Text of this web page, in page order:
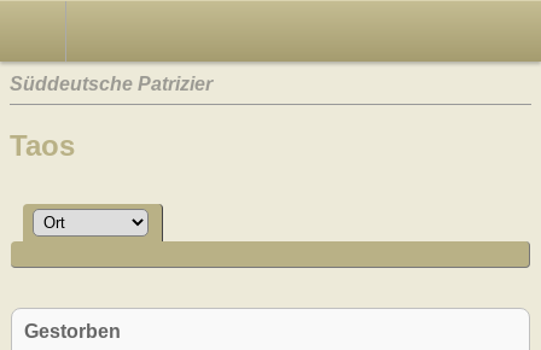
Süddeutsche Patrizier
Taos
Gestorben